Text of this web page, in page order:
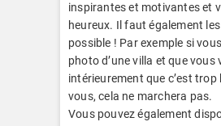
inspirantes et motivantes et
heureux. Il faut également
possible ! Par exemple si
photo d’une villa et que vous
intérieurement que c’est trop
vous, cela ne marchera pas.
Vous pouvez également